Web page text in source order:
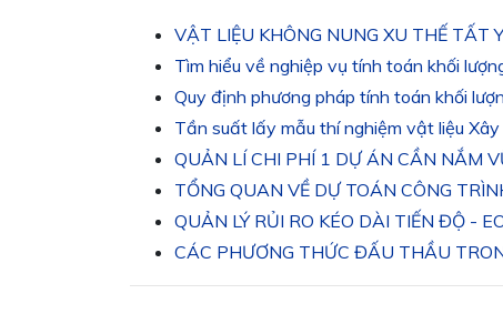
VẬT LIỆU KHÔNG NUNG XU THẾ TẤT
Tìm hiểu về nghiệp vụ tính toán khối
Quy định phương pháp tính toán khối
Tần suất lấy mẫu thí nghiệm vật liệu Xây
QUẢN LÍ CHI PHÍ 1 DỰ ÁN CẦN NẮM
TỔNG QUAN VỀ DỰ TOÁN CÔNG
QUẢN LÝ RỦI RO KÉO DÀI TIẾN ĐỘ -
CÁC PHƯƠNG THỨC ĐẤU THẦU